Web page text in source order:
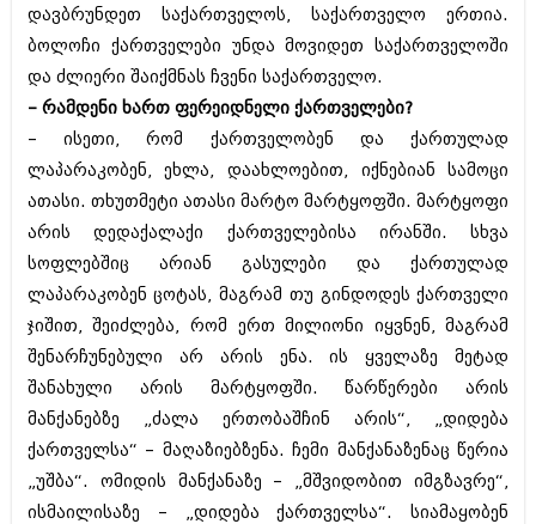
ქალი და მამაკაცი
ისტორია
სხვადასხვა
ანონსი
არქივი
აგვისტო 2018 (162)
ივლისი 2018 (223)
ივნისი 2018 (244)
მაისი 2018 (211)
აპრილი 2018 (194)
მარტი 2018 (256)
თებერვალი 2018 (208)
იანვარი 2018 (215)
დეკემბერი 2017 (243)
ნოემბერი 2017 (212)
ოქტომბერი 2017 (231)
სხვადასხვა
ანონსი
არქივი
ნოემბერი 2020 (103)
ოქტომბერი 2020 (209)
აგვისტო 2020 (249)
ივლისი 2020 (204)
ივნისი 2020 (249)
არქივის ზომის ნახვა
დავბრუნდეთ საქართველოს, საქართველო ერთია.
ბოლოჩი ქართველები უნდა მოვიდეთ საქართველოში
და ძლიერი შაიქმნას ჩვენი საქართველო.
– რამდენი ხართ ფერეიდნელი ქართველები?
– ისეთი, რომ ქართველობენ და ქართულად
ლაპარაკობენ, ეხლა, დაახლოებით, იქნებიან სამოცი
ათასი. თხუთმეტი ათასი მარტო მარტყოფში. მარტყოფი
არის დედაქალაქი ქართველებისა ირანში. სხვა
სოფლებშიც არიან გასულები და ქართულად
ლაპარაკობენ ცოტას, მაგრამ თუ გინდოდეს ქართველი
ჯიშით, შეიძლება, რომ ერთ მილიონი იყვნენ, მაგრამ
შენარჩუნებული არ არის ენა. ის ყველაზე მეტად
შანახული არის მარტყოფში. წარწერები არის
მანქანებზე „ძალა ერთობაშჩინ არის“, „დიდება
ქართველსა“ – მაღაზიებზენა. ჩემი მანქანაზენაც წერია
„უშბა“. ომიდის მანქანაზე – „მშვიდობით იმგზავრე“,
ისმაილისაზე – „დიდება ქართველსა“. სიამაყობენ